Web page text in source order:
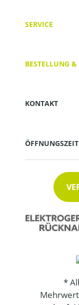
SERVICE
BESTELLUNG
KONTAKT
*